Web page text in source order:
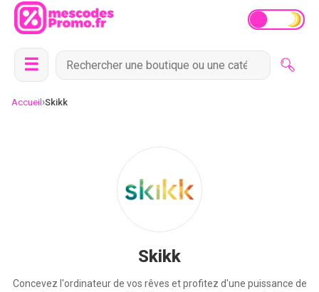
☰
Accueil ›Skikk
Skikk
Concevez l'ordinateur de vos rêves et profitez d'une puissance de